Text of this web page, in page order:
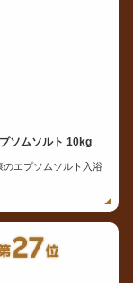
ソムソルト 10kg
のエプソムソルト入浴